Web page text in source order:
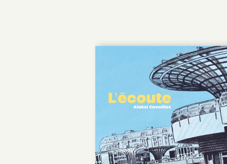
POCHE